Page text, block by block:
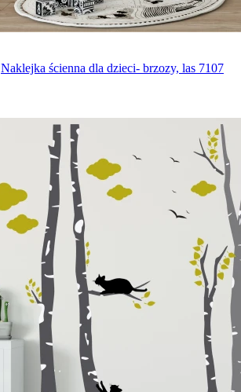
Naklejka ścienna dla dzieci- brzozy, las 7107